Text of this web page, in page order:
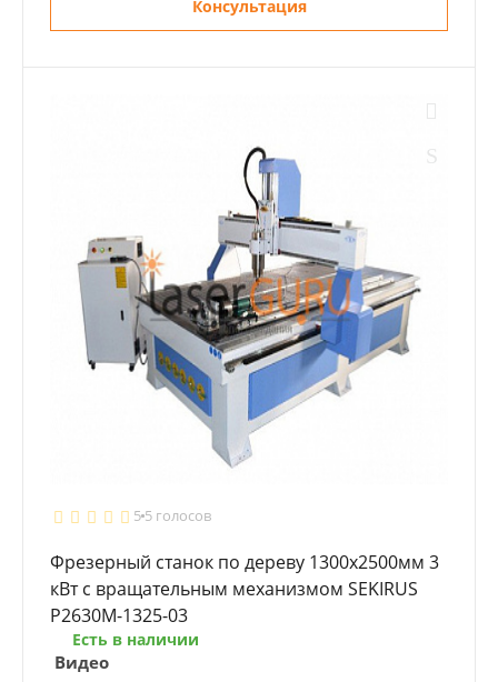
Консультация
5 5 голосов
Фрезерный станок по дереву 1300x2500мм 3
кВт с вращательным механизмом SEKIRUS
P2630M-1325-03
Есть в наличии
Видео